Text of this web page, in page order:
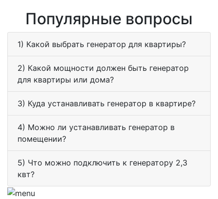
Популярные вопросы
1) Какой выбрать генератор для квартиры?
2) Какой мощности должен быть генератор
для квартиры или дома?
3) Куда устанавливать генератор в квартире?
4) Можно ли устанавливать генератор в
помещении?
5) Что можно подключить к генератору 2,3
квт?